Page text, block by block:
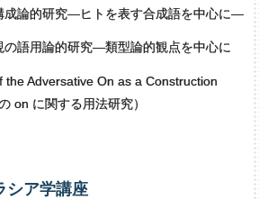
成論的研究―ヒトを表す合成語を中心に―
の語用論的研究―類型論的観点を中心に
the Adversative On as a Construction
on に関する用法研究）
シア学講座